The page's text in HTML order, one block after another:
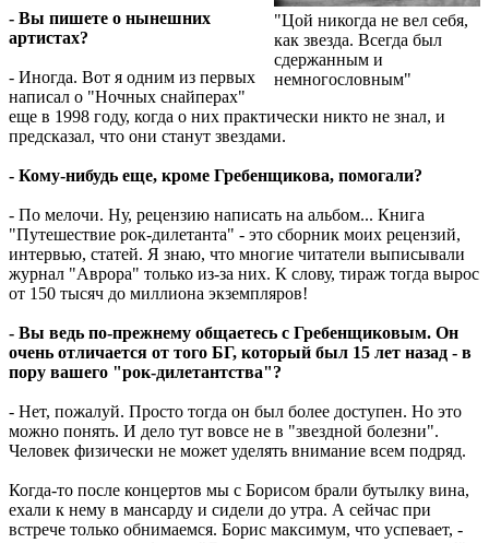
"Цой никогда не вел себя,
как звезда. Всегда был
сдержанным и
немногословным"
- Вы пишете о нынешних
артистах?
- Иногда. Вот я одним из первых
написал о "Ночных снайперах"
еще в 1998 году, когда о них практически никто не знал, и
предсказал, что они станут звездами.
- Кому-нибудь еще, кроме Гребенщикова, помогали?
- По мелочи. Ну, рецензию написать на альбом... Книга
"Путешествие рок-дилетанта" - это сборник моих рецензий,
интервью, статей. Я знаю, что многие читатели выписывали
журнал "Аврора" только из-за них. К слову, тираж тогда вырос
от 150 тысяч до миллиона экземпляров!
- Вы ведь по-прежнему общаетесь с Гребенщиковым. Он
очень отличается от того БГ, который был 15 лет назад - в
пору вашего "рок-дилетантства"?
- Нет, пожалуй. Просто тогда он был более доступен. Но это
можно понять. И дело тут вовсе не в "звездной болезни".
Человек физически не может уделять внимание всем подряд.
Когда-то после концертов мы с Борисом брали бутылку вина,
ехали к нему в мансарду и сидели до утра. А сейчас при
встрече только обнимаемся. Борис максимум, что успевает, -